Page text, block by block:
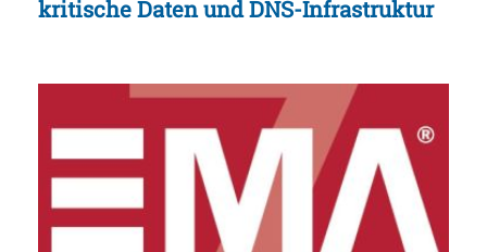
kritische Daten und DNS-Infrastruktur